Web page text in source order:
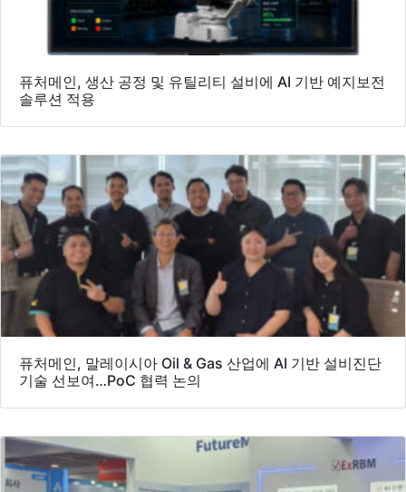
퓨처메인, 생산 공정 및 유틸리티 설비에 AI 기반 예지보전
솔루션 적용
퓨처메인, 말레이시아 Oil & Gas 산업에 AI 기반 설비진단
기술 선보여…PoC 협력 논의